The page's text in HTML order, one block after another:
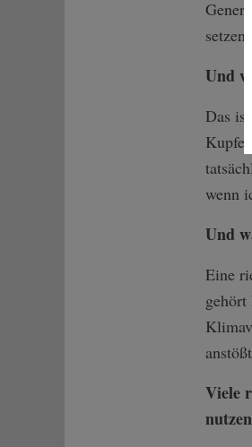
setzen
Und
Das
wenn
Und
Eine
Viele